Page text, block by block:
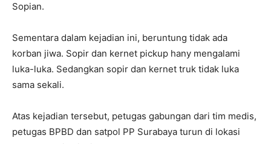
Sopian.
Sementara dalam kejadian ini, beruntung tidak ada
korban jiwa. Sopir dan kernet pickup hany mengalami
luka-luka. Sedangkan sopir dan kernet truk tidak luka
sama sekali.
Atas kejadian tersebut, petugas gabungan dari tim medis,
petugas BPBD dan satpol PP Surabaya turun di lokasi